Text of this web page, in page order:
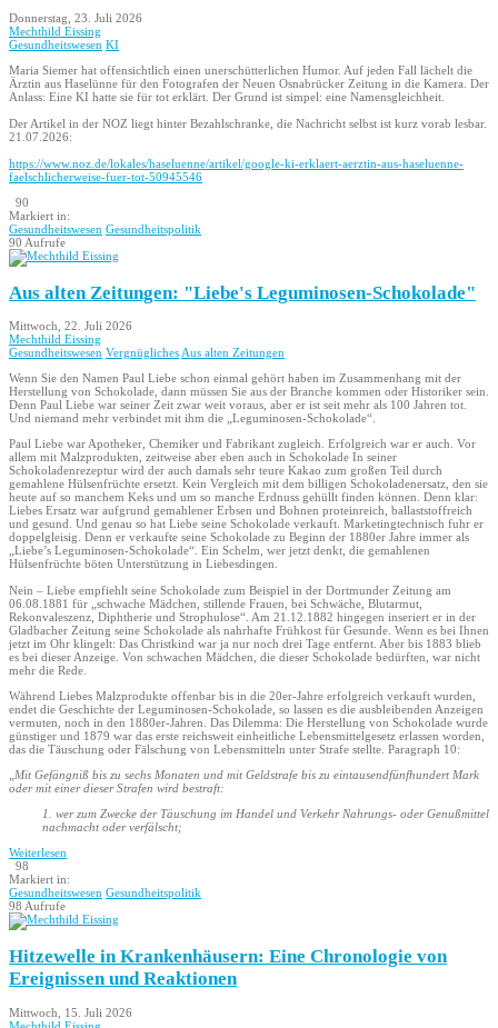
Donnerstag, 23. Juli 2026
Mechthild Eissing
Gesundheitswesen KI
Maria Siemer hat offensichtlich einen unerschütterlichen Humor. Auf jeden Fall lächelt die
Ärztin aus Haselünne für den Fotografen der Neuen Osnabrücker Zeitung in die Kamera. Der
Anlass: Eine KI hatte sie für tot erklärt. Der Grund ist simpel: eine Namensgleichheit.
Der Artikel in der NOZ liegt hinter Bezahlschranke, die Nachricht selbst ist kurz vorab lesbar.
21.07.2026:
https://www.noz.de/lokales/haseluenne/artikel/google-ki-erklaert-aerztin-aus-haseluenne-
faelschlicherweise-fuer-tot-50945546
90
Markiert in:
Gesundheitswesen Gesundheitspolitik
90 Aufrufe
Aus alten Zeitungen: "Liebe's Leguminosen-Schokolade"
Mittwoch, 22. Juli 2026
Mechthild Eissing
Gesundheitswesen VergnüglichesAus alten Zeitungen
Wenn Sie den Namen Paul Liebe schon einmal gehört haben im Zusammenhang mit der
Herstellung von Schokolade, dann müssen Sie aus der Branche kommen oder Historiker sein.
Denn Paul Liebe war seiner Zeit zwar weit voraus, aber er ist seit mehr als 100 Jahren tot.
Und niemand mehr verbindet mit ihm die „Leguminosen-Schokolade“.
Paul Liebe war Apotheker, Chemiker und Fabrikant zugleich. Erfolgreich war er auch. Vor
allem mit Malzprodukten, zeitweise aber eben auch in Schokolade In seiner
Schokoladenrezeptur wird der auch damals sehr teure Kakao zum großen Teil durch
gemahlene Hülsenfrüchte ersetzt. Kein Vergleich mit dem billigen Schokoladenersatz, den sie
heute auf so manchem Keks und um so manche Erdnuss gehüllt finden können. Denn klar:
Liebes Ersatz war aufgrund gemahlener Erbsen und Bohnen proteinreich, ballaststoffreich
und gesund. Und genau so hat Liebe seine Schokolade verkauft. Marketingtechnisch fuhr er
doppelgleisig. Denn er verkaufte seine Schokolade zu Beginn der 1880er Jahre immer als
„Liebe’s Leguminosen-Schokolade“. Ein Schelm, wer jetzt denkt, die gemahlenen
Hülsenfrüchte böten Unterstützung in Liebesdingen.
Nein – Liebe empfiehlt seine Schokolade zum Beispiel in der Dortmunder Zeitung am
06.08.1881 für „schwache Mädchen, stillende Frauen, bei Schwäche, Blutarmut,
Rekonvaleszenz, Diphtherie und Strophulose“. Am 21.12.1882 hingegen inseriert er in der
Gladbacher Zeitung seine Schokolade als nahrhafte Frühkost für Gesunde. Wenn es bei Ihnen
jetzt im Ohr klingelt: Das Christkind war ja nur noch drei Tage entfernt. Aber bis 1883 blieb
es bei dieser Anzeige. Von schwachen Mädchen, die dieser Schokolade bedürften, war nicht
mehr die Rede.
Während Liebes Malzprodukte offenbar bis in die 20er-Jahre erfolgreich verkauft wurden,
endet die Geschichte der Leguminosen-Schokolade, so lassen es die ausbleibenden Anzeigen
vermuten, noch in den 1880er-Jahren. Das Dilemma: Die Herstellung von Schokolade wurde
günstiger und 1879 war das erste reichsweit einheitliche Lebensmittelgesetz erlassen worden,
das die Täuschung oder Fälschung von Lebensmitteln unter Strafe stellte. Paragraph 10:
„Mit Gefängniß bis zu sechs Monaten und mit Geldstrafe bis zu eintausendfünfhundert Mark
oder mit einer dieser Strafen wird bestraft:
1. wer zum Zwecke der Täuschung im Handel und Verkehr Nahrungs- oder Genußmittel
nachmacht oder verfälscht;
Weiterlesen
98
Markiert in:
Gesundheitswesen Gesundheitspolitik
98 Aufrufe
Hitzewelle in Krankenhäusern: Eine Chronologie von
Ereignissen und Reaktionen
Mittwoch, 15. Juli 2026